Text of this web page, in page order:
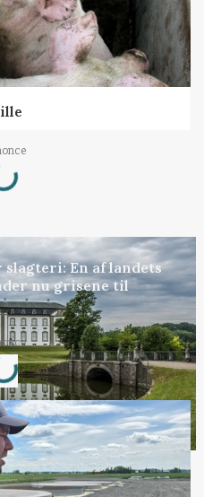
En af landets
nu grisene til